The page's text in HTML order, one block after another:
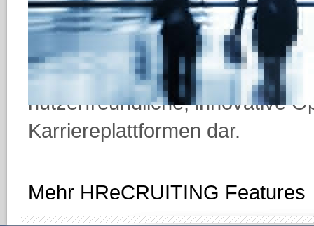
kaum noch erreichen.
Jobtweet durchsucht in
und Facebook nach
nutzerfreundliche, innovative
Karriereplattformen dar.
Mehr HReCRUITING Features